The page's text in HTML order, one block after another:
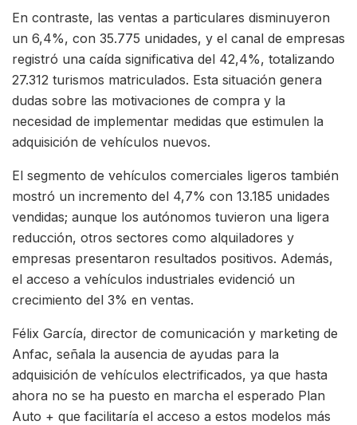
En contraste, las ventas a particulares disminuyeron
un 6,4%, con 35.775 unidades, y el canal de empresas
registró una caída significativa del 42,4%, totalizando
27.312 turismos matriculados. Esta situación genera
dudas sobre las motivaciones de compra y la
necesidad de implementar medidas que estimulen la
adquisición de vehículos nuevos.
El segmento de vehículos comerciales ligeros también
mostró un incremento del 4,7% con 13.185 unidades
vendidas; aunque los autónomos tuvieron una ligera
reducción, otros sectores como alquiladores y
empresas presentaron resultados positivos. Además,
el acceso a vehículos industriales evidenció un
crecimiento del 3% en ventas.
Félix García, director de comunicación y marketing de
Anfac, señala la ausencia de ayudas para la
adquisición de vehículos electrificados, ya que hasta
ahora no se ha puesto en marcha el esperado Plan
Auto + que facilitaría el acceso a estos modelos más